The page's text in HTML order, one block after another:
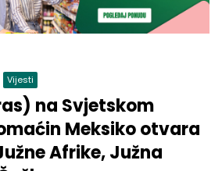
Vijesti
na Svjetskom
Meksiko otvara
Afrike, Južna